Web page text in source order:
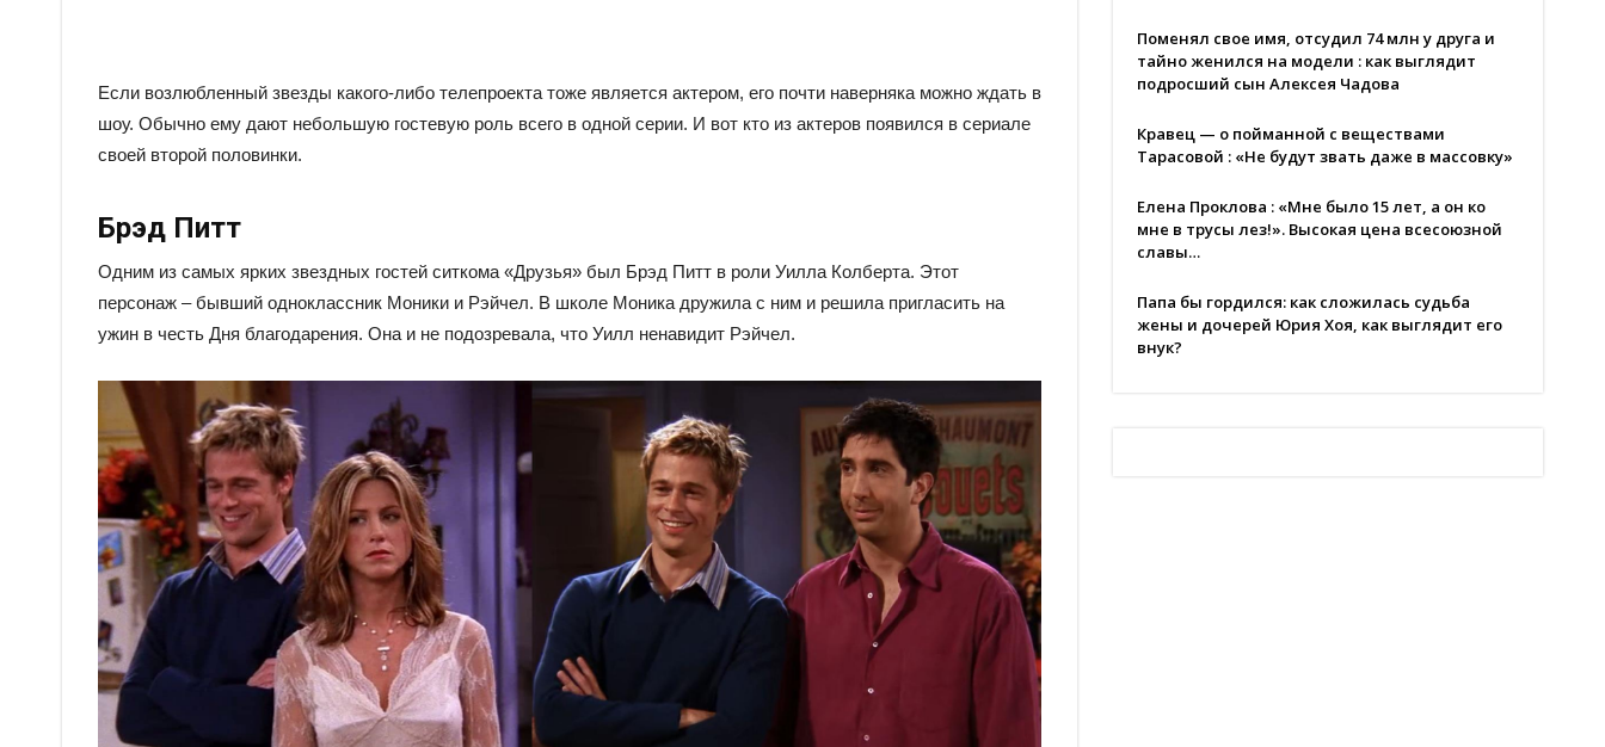
Если возлюбленный звезды какого-либо телепроекта тоже является актером, его почти наверняка можно ждать в
шоу. Обычно ему дают небольшую гостевую роль всего в одной серии. И вот кто из актеров появился в сериале
своей второй половинки.
Брэд Питт
Одним из самых ярких звездных гостей ситкома «Друзья» был Брэд Питт в роли Уилла Колберта. Этот
персонаж – бывший одноклассник Моники и Рэйчел. В школе Моника дружила с ним и решила пригласить на
ужин в честь Дня благодарения. Она и не подозревала, что Уилл ненавидит Рэйчел.
Поменял свое имя, отсудил 74 млн у друга и
тайно женился на модели : как выглядит
подросший сын Алексея Чадова
Кравец — о пойманной с веществами
Тарасовой : «Не будут звать даже в массовку»
Елена Проклова : «Мне было 15 лет, а он ко
мне в трусы лез!». Высокая цена всесоюзной
славы…
Папа бы гордился: как сложилась судьба
жены и дочерей Юрия Хоя, как выглядит его
внук?